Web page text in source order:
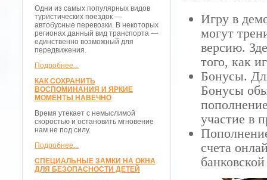
Одни из самых популярных видов
туристических поездок —
автобусные перевозки. В некоторых
регионах данный вид транспорта —
единственно возможный для
передвижения.
Подробнее...
КАК СОХРАНИТЬ
ВОСПОМИНАНИЯ И ЯРКИЕ
МОМЕНТЫ НАВЕЧНО
Время утекает с немыслимой
скоростью и остановить мгновение
нам не под силу.
Подробнее...
СПЕЦИАЛЬНЫЕ ЗАМКИ НА ОКНА
ДЛЯ БЕЗОПАСНОСТИ ДЕТЕЙ
Игру в
могут
версию.
того, как
Бонусы.
Бонусы
участие в
счета